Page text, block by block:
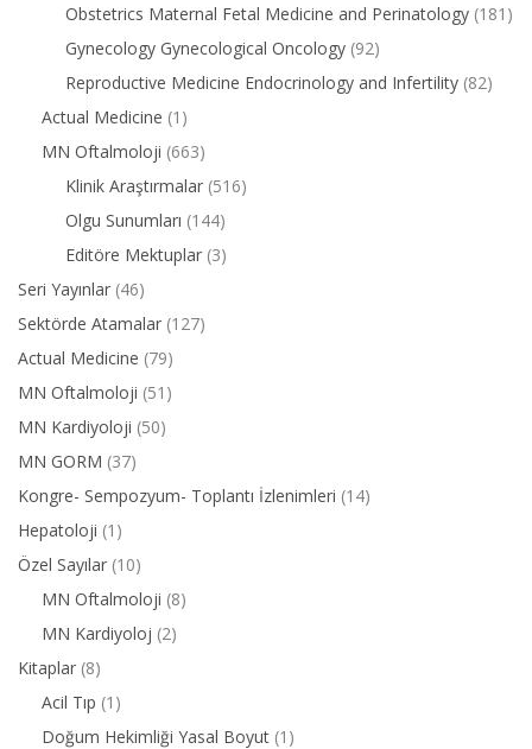
Obstetrics Maternal Fetal Medicine and Perinatology (181)
Gynecology Gynecological Oncology (92)
Reproductive Medicine Endocrinology and Infertility (82)
Actual Medicine (1)
MN Oftalmoloji (663)
Klinik Araştırmalar (516)
Olgu Sunumları (144)
Editöre Mektuplar (3)
Seri Yayınlar (46)
Sektörde Atamalar (127)
Actual Medicine (79)
MN Oftalmoloji (51)
MN Kardiyoloji (50)
MN GORM (37)
Kongre- Sempozyum- Toplantı İzlenimleri (14)
Hepatoloji (1)
Özel Sayılar (10)
MN Oftalmoloji (8)
MN Kardiyoloj (2)
Kitaplar (8)
Acil Tıp (1)
Doğum Hekimliği Yasal Boyut (1)